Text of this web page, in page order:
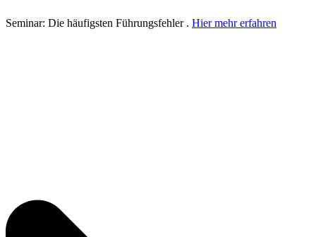
Seminar: Die häufigsten Führungsfehler . Hier mehr erfahren